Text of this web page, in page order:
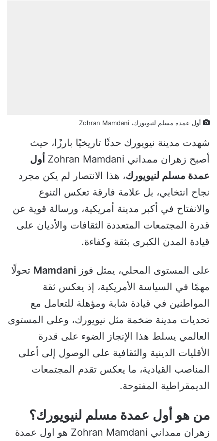
أول عمدة مسلم لنيويورك، Zohran Mamdani
شهدت مدينة نيويورك حدثًا تاريخيًا بارزًا، حيث
أصبح زهران ممداني Zohran Mamdani
أول
عمدة مسلم لنيويورك، هذا الانتصار لم يكن مجرد
نجاح انتخابي، بل علامة فارقة تعكس التنوع
والانفتاح في أكبر مدينة أمريكية، ورسالة قوية عن
قدرة المجتمعات المتعددة الثقافات والأديان على
قيادة المدن الكبرى بثقة وكفاءة.
على المستوى المحلي، يمثل فوز Mamdani تحولًا
مهمًا في السياسة الأمريكية، إذ يعكس ثقة
المواطنين في قيادة شابة ومؤهلة للتعامل مع
تحديات مدينة ضخمة مثل نيويورك، وعلى المستوى
العالمي يسلط هذا الإنجاز الضوء على قدرة
الأقليات الدينية والثقافية على الوصول إلى أعلى
المناصب القيادية، ما يعكس تقدم المجتمعات
الديمقراطية المفتوحة.
من هو أول عمدة مسلم لنيويورك؟
زهران ممداني Zohran Mamdani هو اول عمدة